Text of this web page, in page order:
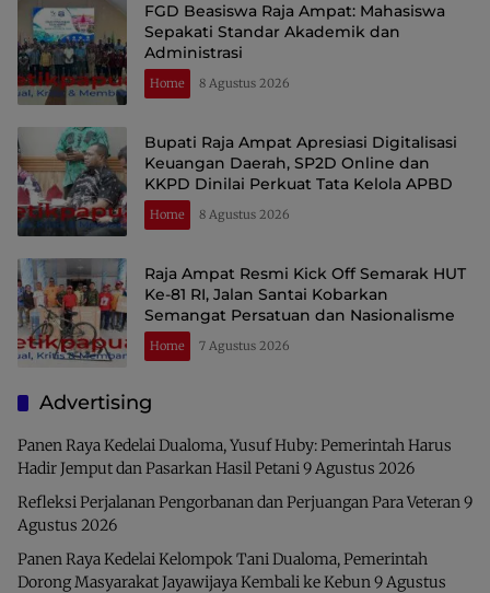
FGD Beasiswa Raja Ampat: Mahasiswa
Sepakati Standar Akademik dan
Administrasi
Home 8 Agustus 2026
Bupati Raja Ampat Apresiasi Digitalisasi
Keuangan Daerah, SP2D Online dan
KKPD Dinilai Perkuat Tata Kelola APBD
Home 8 Agustus 2026
Raja Ampat Resmi Kick Off Semarak HUT
Ke-81 RI, Jalan Santai Kobarkan
Semangat Persatuan dan Nasionalisme
Home 7 Agustus 2026
Advertising
Panen Raya Kedelai Dualoma, Yusuf Huby: Pemerintah Harus
Hadir Jemput dan Pasarkan Hasil Petani9 Agustus 2026
Refleksi Perjalanan Pengorbanan dan Perjuangan Para Veteran9
Agustus 2026
Panen Raya Kedelai Kelompok Tani Dualoma, Pemerintah
Dorong Masyarakat Jayawijaya Kembali ke Kebun9 Agustus